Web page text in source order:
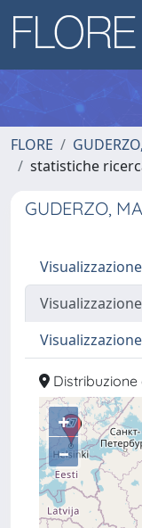
FLORE
statistiche
GUDERZO,
+
–